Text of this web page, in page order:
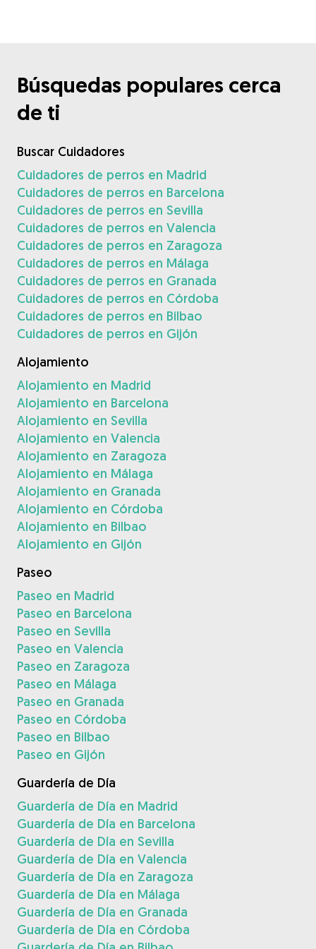
Búsquedas populares cerca
de ti
Buscar Cuidadores
Cuidadores de perros en Madrid
Cuidadores de perros en Barcelona
Cuidadores de perros en Sevilla
Cuidadores de perros en Valencia
Cuidadores de perros en Zaragoza
Cuidadores de perros en Málaga
Cuidadores de perros en Granada
Cuidadores de perros en Córdoba
Cuidadores de perros en Bilbao
Cuidadores de perros en Gijón
Alojamiento
Alojamiento en Madrid
Alojamiento en Barcelona
Alojamiento en Sevilla
Alojamiento en Valencia
Alojamiento en Zaragoza
Alojamiento en Málaga
Alojamiento en Granada
Alojamiento en Córdoba
Alojamiento en Bilbao
Alojamiento en Gijón
Paseo
Paseo en Madrid
Paseo en Barcelona
Paseo en Sevilla
Paseo en Valencia
Paseo en Zaragoza
Paseo en Málaga
Paseo en Granada
Paseo en Córdoba
Paseo en Bilbao
Paseo en Gijón
Guardería de Día
Guardería de Día en Madrid
Guardería de Día en Barcelona
Guardería de Día en Sevilla
Guardería de Día en Valencia
Guardería de Día en Zaragoza
Guardería de Día en Málaga
Guardería de Día en Granada
Guardería de Día en Córdoba